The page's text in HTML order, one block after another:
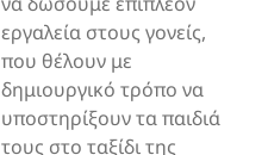
εργαλεία στους γονείς,
που θέλουν με
δημιουργικό τρόπο να
υποστηρίξουν τα παιδιά
τους στο ταξίδι της